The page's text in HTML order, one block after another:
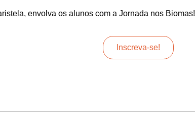
envolva os alunos com a Jornada nos Biomas!
Inscreva-se!